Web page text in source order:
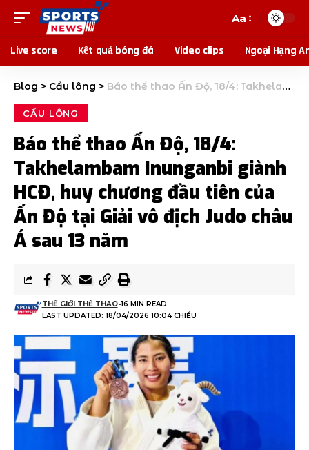
Aa
Live score Kết quả bóng đá Video clips Ngoại Hạng
Blog > Cầu lông > Báo thể thao Ấn Độ, 18/4: Takhelambam Inunganbi giành HCĐ, huy chương đầu tiên của Ấn Độ tại Giải vô địch Judo châu Á sau 13 năm
CẦU LÔNG
Báo thể thao Ấn Độ, 18/4:
Takhelambam Inunganbi giành
HCĐ, huy chương đầu tiên của
Ấn Độ tại Giải vô địch Judo châu
Á sau 13 năm
LAST UPDATED: 18/04/2026 10:04 CHIỀU
THẾ GIỚI THỂ THAO 16 MIN READ